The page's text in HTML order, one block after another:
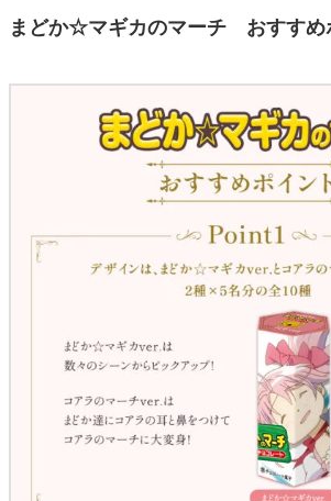
まどか☆マギカのマーチ おすすめ